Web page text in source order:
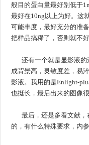
般目的蛋白量最好别低于
最好在10ng以上为好。这
可能丰度，最好充分的准
把样品搞稀了，否则就不好
还有一个就是显影液的
成背景高，灵敏度差，易
影液。我用的是Enlight-
也挺长，最后出来的图像很
最后，还是多看文献，
的，有什么特殊要求，内